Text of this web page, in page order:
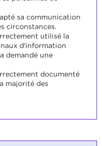
sa communication
circonstances.
utilisé la
d'information
demandé une
documenté
majorité des